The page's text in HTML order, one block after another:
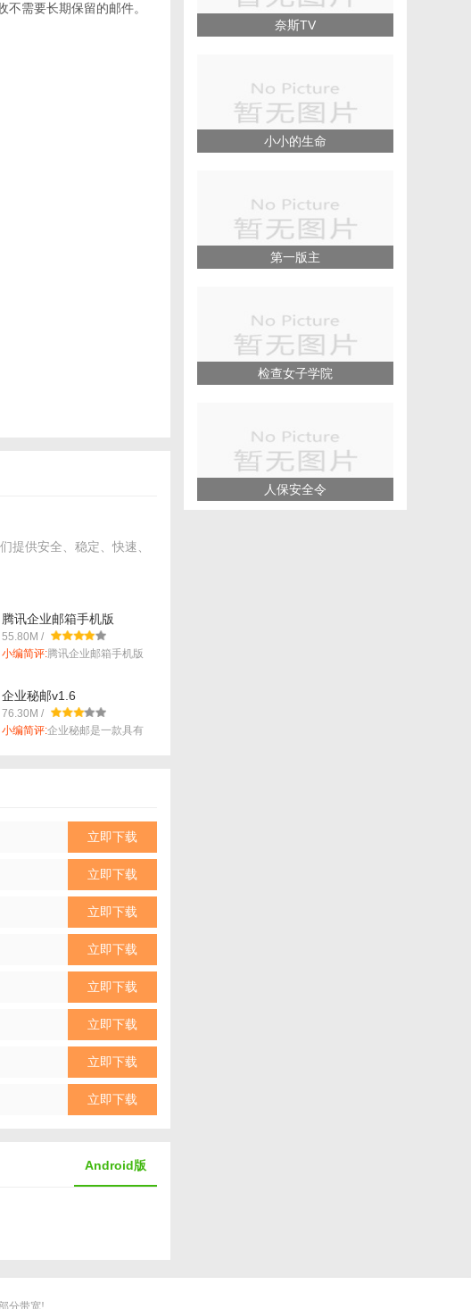
需要长期保留的邮件。
册、登录或接收敏感信息
提供安全、稳定、快速、
腾讯企业邮箱手机版
appv5.14.6
55.80M /
小编简评:腾讯企业邮箱手机版
企业秘邮v1.6
76.30M /
小编简评:企业秘邮是一款具有
立即下载
立即下载
立即下载
立即下载
立即下载
立即下载
立即下载
立即下载
Android版
奈斯TV
小小的生命
第一版主
检查女子学院
人保安全令
分带宽!